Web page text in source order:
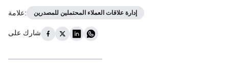
علامة: إدارة علاقات العملاء المحتملين للمصدرين
شارك على